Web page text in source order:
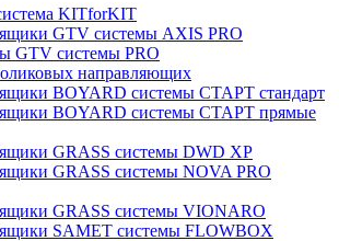
KITforKIT
GTV системы AXIS PRO
GTV системы PRO
направляющих
BOYARD системы СТАРТ стандарт
BOYARD системы СТАРТ прямые
GRASS системы DWD XP
GRASS системы NOVA PRO
GRASS системы VIONARO
SAMET системы FLOWBOX